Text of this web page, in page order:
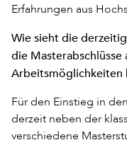
Erfahrungen aus
Wie sieht die
die Masterabschlüsse
Arbeitsmöglichkeiten
Für den Einstieg in
derzeit neben der
verschiedene